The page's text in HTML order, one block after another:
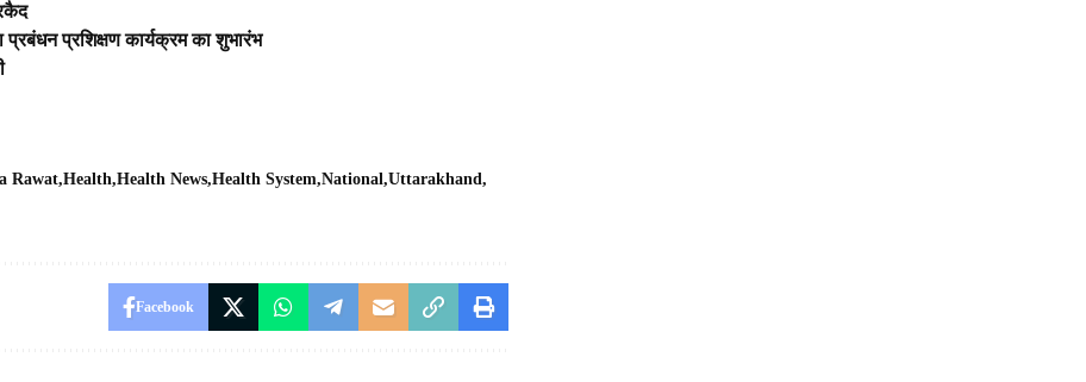
प्रशिक्षण कार्यक्रम का शुभारंभ
Rawat Health Health News Health System National Uttarakhand
Facebook